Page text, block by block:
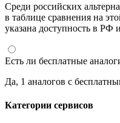
Среди российских
в таблице сравнения на
указана доступность в РФ
Есть ли бесплатные
Да, 1 аналогов с
Категории сервисов